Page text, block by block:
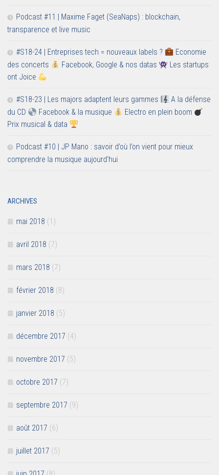
Podcast #11 | Maxime Faget (SeaNaps) : blockchain,
transparence et live music
#S18-24 | Entreprises tech = nouveaux labels ?
Economie
des concerts
Facebook, Google & nos datas
Les startups
ont Joice
#S18-23 | Les majors adaptent leurs gammes
A la défense
du CD
Facebook & la musique
Electro en plein boom
Prix musical & data
Podcast #10 | JP Mano : savoir d’où l’on vient pour mieux
comprendre la musique aujourd’hui
ARCHIVES
mai 2018 (1)
avril 2018 (7)
mars 2018 (7)
février 2018 (8)
janvier 2018 (5)
décembre 2017 (4)
novembre 2017 (5)
octobre 2017 (7)
septembre 2017 (9)
août 2017 (6)
juillet 2017 (5)